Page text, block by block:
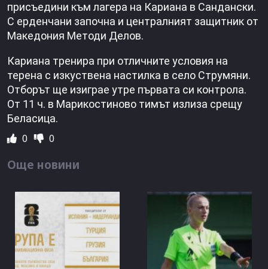
присъедини към лагера на Кариана в Сандански.
С ерденчани започна и централният защитник от
Македония Методи Делов.
Кариана тренира при отличните условия на
терена с изкуствена настилка в село Струмяни.
Отборът ще изиграе утре първата си контрола.
От 11 ч. в Марикостиново тимът излиза срещу
Беласица.
0 0
Още новини